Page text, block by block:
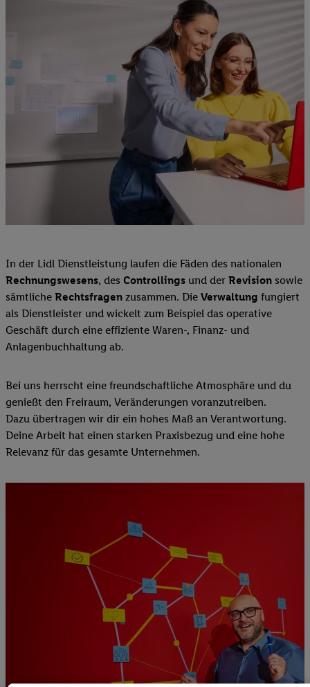
In der Lidl Dienstleistung laufen die Fäden des nationalen
Rechnungswesens, des Controllings und der Revision sowie
sämtliche Rechtsfragen zusammen. Die Verwaltung fungiert
als Dienstleister und wickelt zum Beispiel das operative
Geschäft durch eine effiziente Waren-, Finanz- und
Anlagenbuchhaltung ab.
Bei uns herrscht eine freundschaftliche Atmosphäre und du
genießt den Freiraum, Veränderungen voranzutreiben.
Dazu übertragen wir dir ein hohes Maß an Verantwortung.
Deine Arbeit hat einen starken Praxisbezug und eine hohe
Relevanz für das gesamte Unternehmen.